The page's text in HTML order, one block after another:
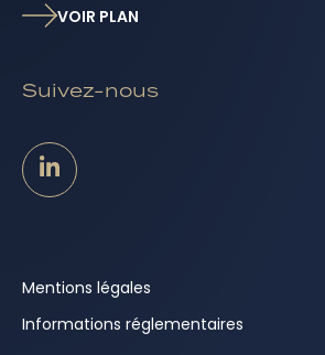
Mentions légales
Informations réglementaires
Suivez-nous
VOIR PLAN